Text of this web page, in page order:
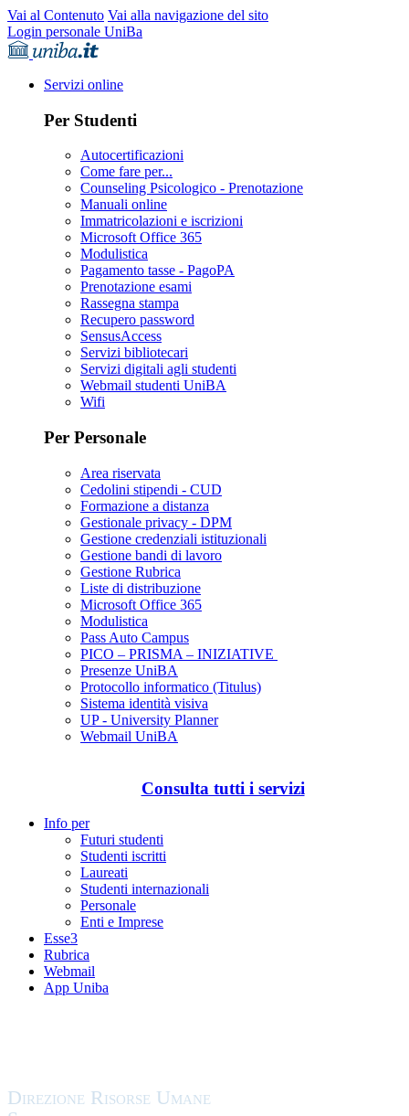
Vai al Contenuto Vai alla navigazione del sito
Login personale UniBa
Servizi online
Per Studenti
Autocertificazioni
Come fare per...
Counseling Psicologico - Prenotazione
Manuali online
Immatricolazioni e iscrizioni
Microsoft Office 365
Modulistica
Pagamento tasse - PagoPA
Prenotazione esami
Rassegna stampa
Recupero password
SensusAccess
Servizi bibliotecari
Servizi digitali agli studenti
Webmail studenti UniBA
Wifi
Per Personale
Area riservata
Cedolini stipendi - CUD
Formazione a distanza
Gestionale privacy - DPM
Gestione credenziali istituzionali
Gestione bandi di lavoro
Gestione Rubrica
Liste di distribuzione
Microsoft Office 365
Modulistica
Pass Auto Campus
PICO – PRISMA – INIZIATIVE
Presenze UniBA
Protocollo informatico (Titulus)
Sistema identità visiva
UP - University Planner
Webmail UniBA
Consulta tutti i servizi
Info per
Futuri studenti
Studenti iscritti
Laureati
Studenti internazionali
Personale
Enti e Imprese
Esse3
Rubrica
Webmail
App Uniba